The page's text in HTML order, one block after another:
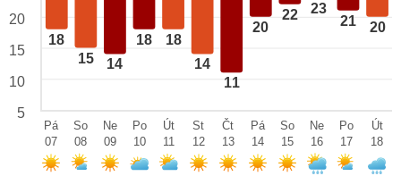
18
15 14
18 18
14
11
20
22 23
21 20
20
15
10
5
Pá
07
So
08
Ne
09
Po
10
Út
11
St
12
Čt
13
Pá
14
So
15
Ne
16
Po
17
Út
18